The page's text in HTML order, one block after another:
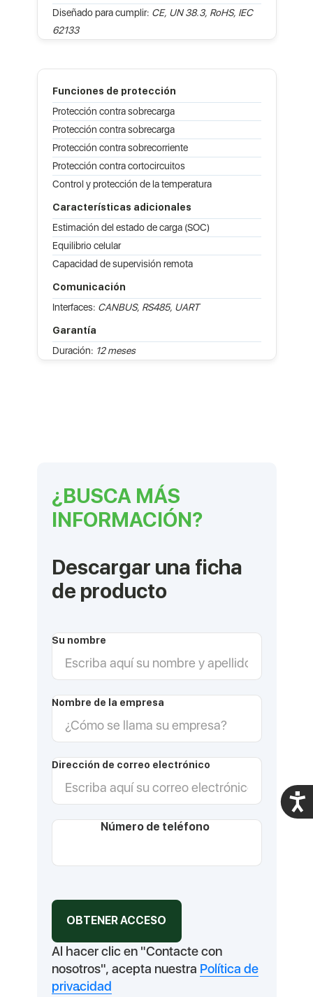
Diseñado para cumplir: CE, UN 38.3, RoHS, IEC
62133
Funciones de protección
Protección contra sobrecarga
Protección contra sobrecarga
Protección contra sobrecorriente
Protección contra cortocircuitos
Control y protección de la temperatura
Características adicionales
Estimación del estado de carga (SOC)
Equilibrio celular
Capacidad de supervisión remota
Comunicación
Interfaces: CANBUS, RS485, UART
Garantía
Duración: 12 meses
¿BUSCA MÁS
INFORMACIÓN?
Descargar una ficha
de producto
Su nombre
Nombre de la empresa
Dirección de correo electrónico
Número de teléfono
Al hacer clic en "Contacte con
nosotros", acepta nuestra Política de
privacidad
.